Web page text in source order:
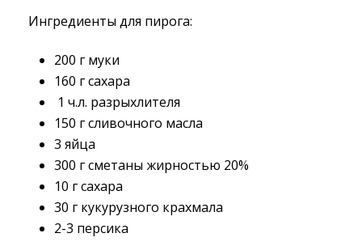
Ингредиенты для пирога:
200 г муки
160 г сахара
1 ч.л. разрыхлителя
150 г сливочного масла
3 яйца
300 г сметаны жирностью 20%
10 г сахара
30 г кукурузного крахмала
2-3 персика